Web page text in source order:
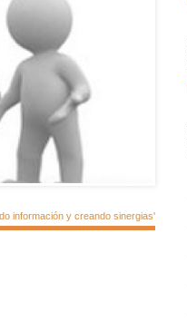
información y creando sinergias'